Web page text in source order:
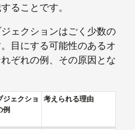
ることです。
ェクションはごく少数の
目にする可能性のあるオ
ぞれの例、その原因とな
ジェクショ
例
考えられる理由